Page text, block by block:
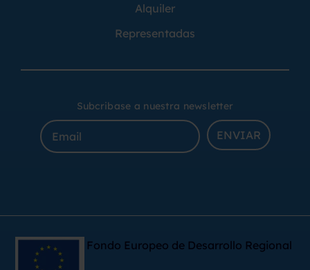
Alquiler
Representadas
Subcribase a nuestra newsletter
ENVIAR
Fondo Europeo de Desarrollo Regional